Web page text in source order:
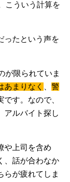
こういう計算を
ったという声を
が限られていま
まりなく
警
です。なので、
アルバイト探し
や上司を含め
、話が合わなか
らが疲れてしま